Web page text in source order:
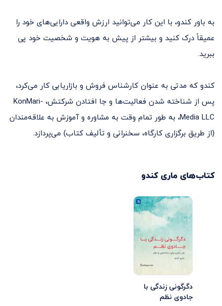
به باور کندو، با این کار می‌توانید ارزش واقعی دارایی‌های خود را
عمیقاً درک کنید و بیشتر از پیش به هویت و شخصیت خود پی
ببرید.
کندو که مدتی به عنوان کارشناس فروش و بازاریابی کار می‌کرد،
پس از شناخته شدن فعالیت‌ها و جا افتادن شرکتش، KonMari-
Media LLC، به طور تمام وقت به مشاوره و آموزش به علاقه‌مندان
(از طریق برگزاری کارگاه، سخنرانی و تألیف کتاب) می‌پردازد.
کتاب‌های ماری کندو
دگرگونی زندگی با
جادوی نظم